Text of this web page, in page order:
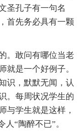
圣孔子有一句名
首先务必具有一颗
。敢问有哪位当老
就是一个好例子。
识，默默无闻，认
。每周状况学生的
与学生就是这样，
“陶醉不已”。